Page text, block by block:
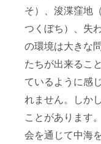
そ）、浚渫窪地
つくぼち）、失
の環境は大きな
たちが出来るこ
ているように感
れません。しか
ことがあります
会を通じて中海